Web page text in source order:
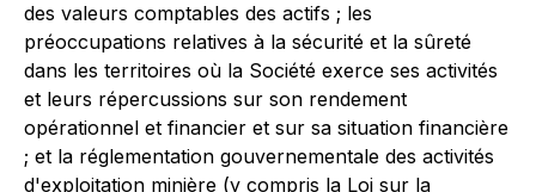
des valeurs comptables des actifs ; les
préoccupations relatives à la sécurité et la sûreté
dans les territoires où la Société exerce ses activités
et leurs répercussions sur son rendement
opérationnel et financier et sur sa situation financière
; et la réglementation gouvernementale des activités
d'exploitation minière (y compris la Loi sur la